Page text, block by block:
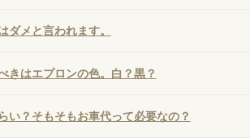
ダメと言われます。
きはエプロンの色。白？黒？
い？そもそもお車代って必要なの？